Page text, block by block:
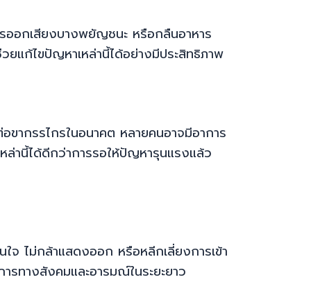
ออกเสียงบางพยัญชนะ หรือกลืนอาหาร
ยแก้ไขปัญหาเหล่านี้ได้อย่างมีประสิทธิภาพ
ากรรไกรในอนาคต หลายคนอาจมีอาการ
านี้ได้ดีกว่าการรอให้ปัญหารุนแรงแล้ว
จ ไม่กล้าแสดงออก หรือหลีกเลี่ยงการเข้า
ทางสังคมและอารมณ์ในระยะยาว